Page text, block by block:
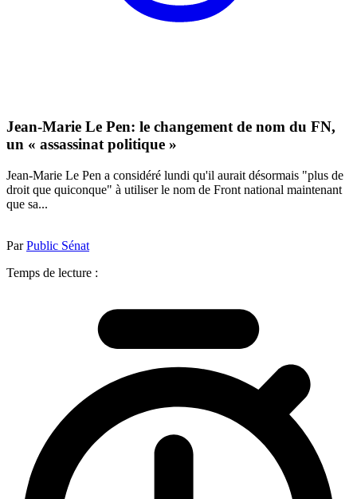
Jean-Marie Le Pen: le changement de nom du FN,
un « assassinat politique »
Jean-Marie Le Pen a considéré lundi qu'il aurait désormais "plus de
droit que quiconque" à utiliser le nom de Front national maintenant
que sa...
ParPublic Sénat
Temps de lecture :